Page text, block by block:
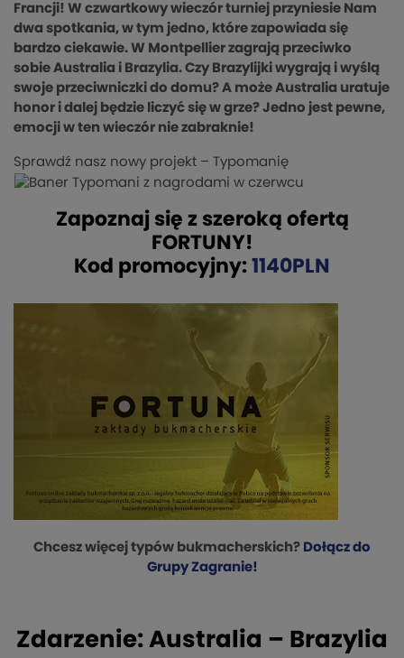
Francji! W czwartkowy wieczór turniej przyniesie Nam
dwa spotkania, w tym jedno, które zapowiada się
bardzo ciekawie. W Montpellier zagrają przeciwko
sobie Australia i Brazylia. Czy Brazylijki wygrają i wyślą
swoje przeciwniczki do domu? A może Australia uratuje
honor i dalej będzie liczyć się w grze? Jedno jest pewne,
emocji w ten wieczór nie zabraknie!
Sprawdź nasz nowy projekt – Typomanię
Zapoznaj się z szeroką ofertą
FORTUNY!
Kod promocyjny: 1140PLN
Chcesz więcej typów bukmacherskich? Dołącz do
Grupy Zagranie!
Zdarzenie: Australia – Brazylia